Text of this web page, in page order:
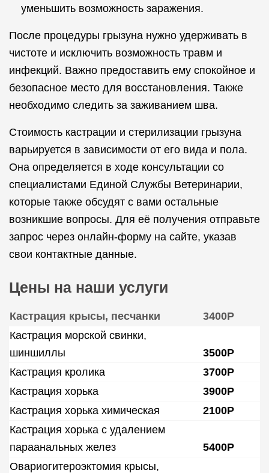
уменьшить возможность заражения.
После процедуры грызуна нужно удерживать в
чистоте и исключить возможность травм и
инфекций. Важно предоставить ему спокойное и
безопасное место для восстановления. Также
необходимо следить за заживанием шва.
Стоимость кастрации и стерилизации грызуна
варьируется в зависимости от его вида и пола.
Она определяется в ходе консультации со
специалистами Единой Службы Ветеринарии,
которые также обсудят с вами остальные
возникшие вопросы. Для её получения отправьте
запрос через онлайн-форму на сайте, указав
свои контактные данные.
Цены на наши услуги
Кастрация крысы, песчанки
3400Р
Кастрация морской свинки,
шиншиллы
3500Р
Кастрация кролика
3700Р
Кастрация хорька
3900Р
Кастрация хорька химическая
2100Р
Кастрация хорька с удалением
параанальных желез
5400Р
Овариогитероэктомия крысы,